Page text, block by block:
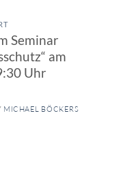
Seminar
am
Uhr
MICHAEL BÖCKERS